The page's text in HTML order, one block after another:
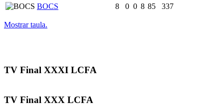
BOCS
8 0 0 8 85 337
Mostrar taula.
TV Final XXXI LCFA
TV Final XXX LCFA